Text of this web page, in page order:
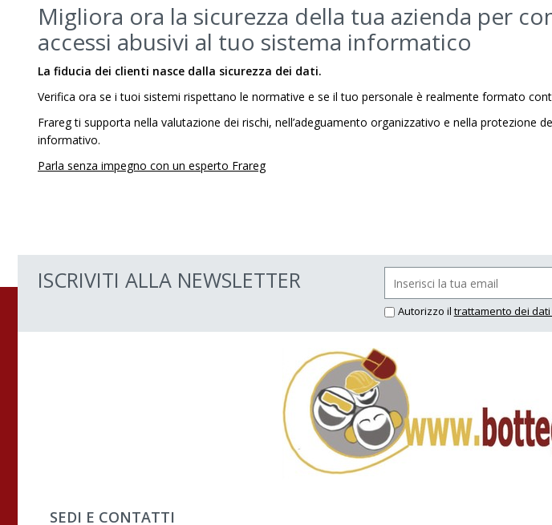
Migliora ora la sicurezza della tua azienda per
accessi abusivi al tuo sistema informatico
La fiducia dei clienti nasce dalla sicurezza dei dati.
Verifica ora se i tuoi sistemi rispettano le normative e se il tuo personale è realmente formato
Frareg ti supporta nella valutazione dei rischi, nell’adeguamento organizzativo e nella protezione
informativo.
Parla senza impegno con un esperto Frareg
ISCRIVITI ALLA NEWSLETTER
Autorizzo il trattamento dei dati
SEDI E CONTATTI